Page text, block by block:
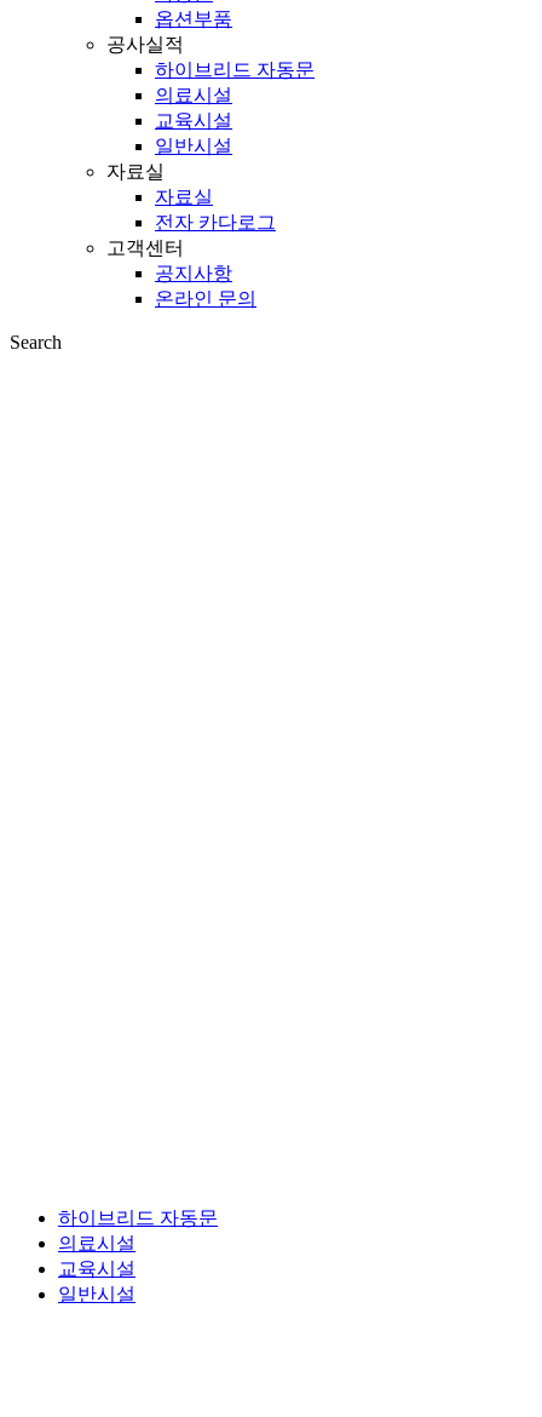
옵션부품
공사실적
하이브리드 자동문
의료시설
교육시설
일반시설
자료실
자료실
전자 카다로그
고객센터
공지사항
온라인 문의
Search
하이브리드 자동문
의료시설
교육시설
일반시설